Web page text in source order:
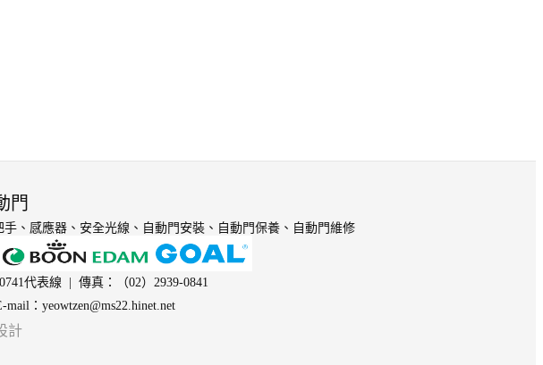
門
、感應器、安全光線、自動門安裝、自動門保養、自動門維修
代表線 | 傳真：（02）2939-0841
mail： yeowtzen@ms22.hinet.net
計